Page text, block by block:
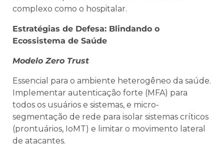
complexo como o hospitalar.
Estratégias de Defesa: Blindando o
Ecossistema de Saúde
Modelo Zero Trust
Essencial para o ambiente heterogêneo da saúde.
Implementar autenticação forte (MFA) para
todos os usuários e sistemas, e micro-
segmentação de rede para isolar sistemas críticos
(prontuários, IoMT) e limitar o movimento lateral
de atacantes.